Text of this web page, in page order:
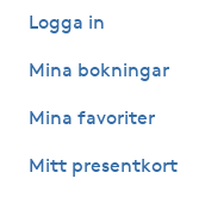
Headspa
Healing
Logga in
Mina bokningar
Mina favoriter
Mitt presentkort